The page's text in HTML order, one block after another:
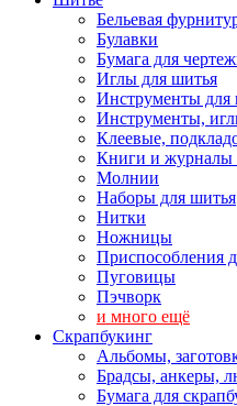
Бельевая
Булавки
Бумага для
Иглы для шитья
Инструменты для
Инструменты,
Клеевые,
Книги и
Молнии
Наборы для шитья
Нитки
Ножницы
Приспособления
Пуговицы
Пэчворк
и много ещё
Скрапбукинг
Альбомы,
Брадсы, анкеры,
Бумага для